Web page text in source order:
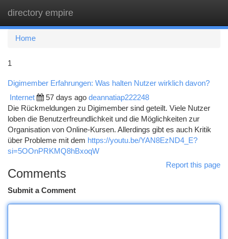
directory empire
Home
1
Digimember Erfahrungen: Was halten Nutzer wirklich davon?
Internet 57 days ago deannatiap222248
Die Rückmeldungen zu Digimember sind geteilt. Viele Nutzer
loben die Benutzerfreundlichkeit und die Möglichkeiten zur
Organisation von Online-Kursen. Allerdings gibt es auch Kritik
über Probleme mit dem https://youtu.be/YAN8EzND4_E?
si=5OOnPRKMQ8hBxoqW
Report this page
Comments
Submit a Comment